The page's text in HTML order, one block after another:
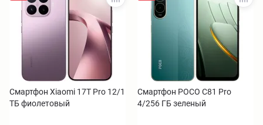
Смартфон Xiaomi 17T Pro 12/1
ТБ фиолетовый
Смартфон POCO C81 Pro
4/256 ГБ зеленый